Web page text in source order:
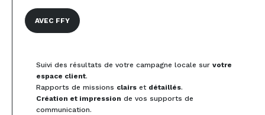
AVEC FFY
Suivi des résultats de votre campagne locale sur votre
espace client.
Rapports de missions clairs et détaillés.
Création et impression de vos supports de
communication.